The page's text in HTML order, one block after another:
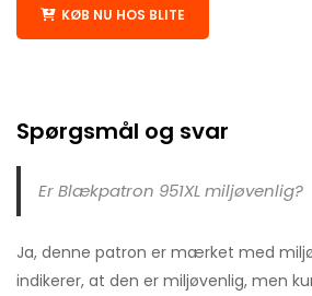
KØB NU HOS BLITE
Spørgsmål og svar
Er Blækpatron 951XL miljøvenlig?
Ja, denne patron er mærket med
indikerer, at den er miljøvenlig, men